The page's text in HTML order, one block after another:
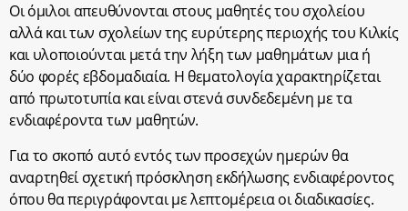
Οι όμιλοι απευθύνονται στους μαθητές του σχολείου
αλλά και των σχολείων της ευρύτερης περιοχής του Κιλκίς
και υλοποιούνται μετά την λήξη των μαθημάτων μια ή
δύο φορές εβδομαδιαία. Η θεματολογία χαρακτηρίζεται
από πρωτοτυπία και είναι στενά συνδεδεμένη με τα
ενδιαφέροντα των μαθητών.
Για το σκοπό αυτό εντός των προσεχών ημερών θα
αναρτηθεί σχετική πρόσκληση εκδήλωσης ενδιαφέροντος
όπου θα περιγράφονται με λεπτομέρεια οι διαδικασίες.